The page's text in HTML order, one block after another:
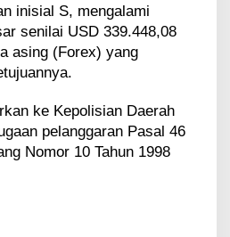
inisial S, mengalami
senilai USD 339.448,08
asing (Forex) yang
ke Kepolisian Daerah
pelanggaran Pasal 46
Nomor 10 Tahun 1998